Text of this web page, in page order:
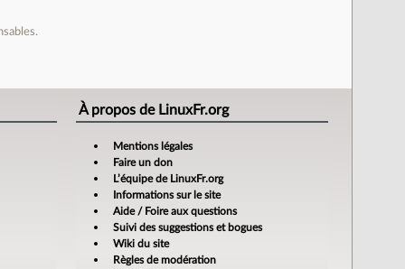
À propos de LinuxFr.org
Mentions légales
Faire un don
L’équipe de LinuxFr.org
Informations sur le site
Aide / Foire aux questions
Suivi des suggestions et bogues
Wiki du site
Règles de modération